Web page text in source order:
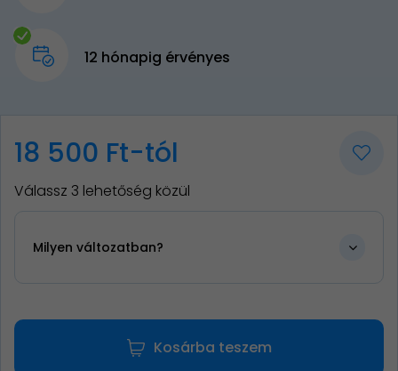
12 hónapig érvényes
18 500 Ft-tól
Válassz 3 lehetőség közül
Milyen változatban?
Kosárba teszem